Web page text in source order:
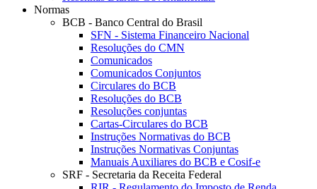
Normas
BCB - Banco Central do Brasil
SFN - Sistema Financeiro Nacional
Resoluções do CMN
Comunicados
Comunicados Conjuntos
Circulares do BCB
Resoluções do BCB
Resoluções conjuntas
Cartas-Circulares do BCB
Instruções Normativas do BCB
Instruções Normativas Conjuntas
Manuais Auxiliares do BCB e Cosif-e
SRF - Secretaria da Receita Federal